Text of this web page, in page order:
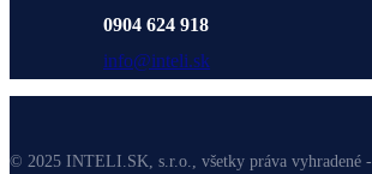
0904 624 918
info@inteli.sk
© 2025 INTELI.SK, s.r.o., všetky práva vyhradené -